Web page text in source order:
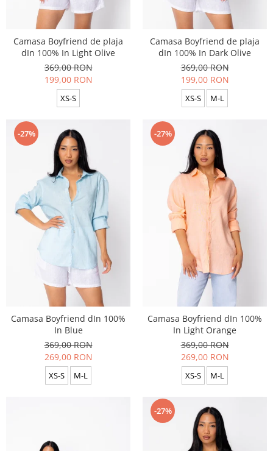
Camasa Boyfriend de plaja
dIn 100% In Light Olive
369,00 RON
199,00 RON
XS-S
Camasa Boyfriend de plaja
dIn 100% In Dark Olive
369,00 RON
199,00 RON
XS-S M-L
-27%
Camasa Boyfriend dIn 100%
In Blue
369,00 RON
269,00 RON
XS-S M-L
-27%
Camasa Boyfriend dIn 100%
In Light Orange
369,00 RON
269,00 RON
XS-S M-L
-27%